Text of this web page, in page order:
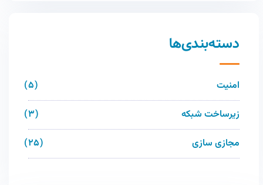
دسته‌بندی‌ها
امنیت
5
زیرساخت شبکه
3
مجازی سازی
25